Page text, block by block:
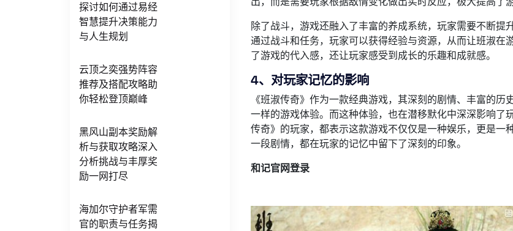
探讨如何通过易经
智慧提升决策能力
与人生规划
云顶之奕强势阵容
推荐及搭配攻略助
你轻松登顶巅峰
黑风山副本奖励解
析与获取攻略深入
分析挑战与丰厚奖
励一网打尽
海加尔守护者军需
官的职责与任务揭
除了战斗，游戏还融入了丰富的养成系统，玩家需要不断提
通过战斗和任务，玩家可以获得经验与资源，从而让班淑在
了游戏的代入感，还让玩家感受到成长的乐趣和成就感。
4、对玩家记忆的影响
《班淑传奇》作为一款经典游戏，其深刻的剧情、丰富的
一样的游戏体验。而这种体验，也在潜移默化中深深影响了
传奇》的玩家，都表示这款游戏不仅仅是一种娱乐，更是一
一段剧情，都在玩家的记忆中留下了深刻的印象。
和记官网登录